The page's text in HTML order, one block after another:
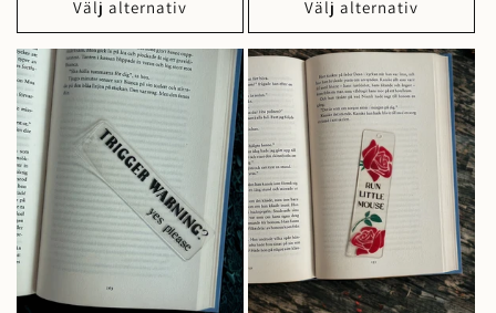
Välj alternativ Välj alternativ